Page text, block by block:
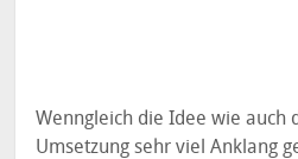
Wenngleich die Idee wie auch
Umsetzung sehr viel Anklang